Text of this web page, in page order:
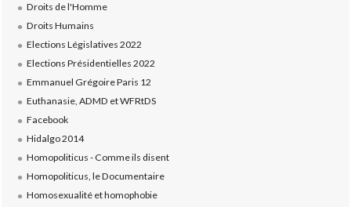
Droits de l'Homme
Droits Humains
Elections Législatives 2022
Elections Présidentielles 2022
Emmanuel Grégoire Paris 12
Euthanasie, ADMD et WFRtDS
Facebook
Hidalgo 2014
Homopoliticus - Comme ils disent
Homopoliticus, le Documentaire
Homosexualité et homophobie